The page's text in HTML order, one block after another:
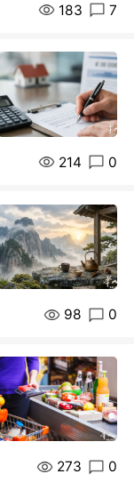
183 7
214 0
98 0
273 0